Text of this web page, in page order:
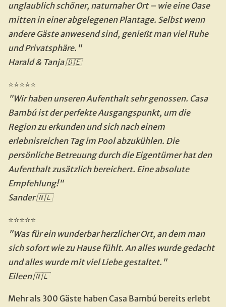
unglaublich schöner, naturnaher Ort – wie eine Oase
mitten in einer abgelegenen Plantage. Selbst wenn
andere Gäste anwesend sind, genießt man viel Ruhe
und Privatsphäre."
Harald & Tanja 🇩🇪
⭐⭐⭐⭐⭐
"Wir haben unseren Aufenthalt sehr genossen. Casa
Bambú ist der perfekte Ausgangspunkt, um die
Region zu erkunden und sich nach einem
erlebnisreichen Tag im Pool abzukühlen. Die
persönliche Betreuung durch die Eigentümer hat den
Aufenthalt zusätzlich bereichert. Eine absolute
Empfehlung!"
Sander 🇳🇱
⭐⭐⭐⭐⭐
"Was für ein wunderbar herzlicher Ort, an dem man
sich sofort wie zu Hause fühlt. An alles wurde gedacht
und alles wurde mit viel Liebe gestaltet."
Eileen 🇳🇱
Mehr als 300 Gäste haben Casa Bambú bereits erlebt